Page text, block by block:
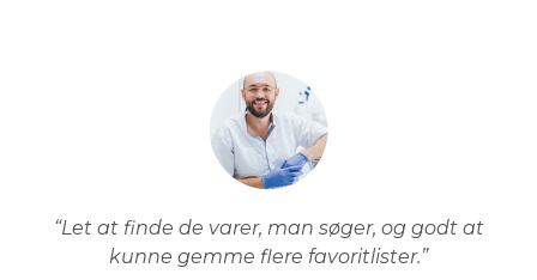
“Let at finde de varer, man søger, og godt at
kunne gemme flere favoritlister.”